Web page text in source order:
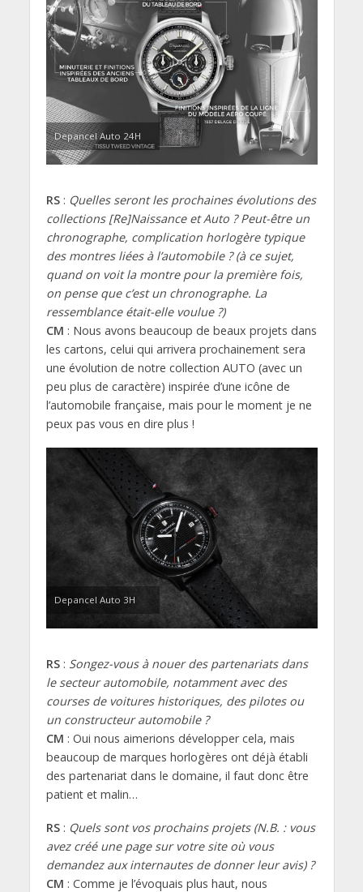
Depancel Auto 24H
RS: Quelles seront les prochaines évolutions des
collections [Re]Naissance et Auto ? Peut-être un
chronographe, complication horlogère typique
des montres liées à l’automobile ? (à ce sujet,
quand on voit la montre pour la première fois,
on pense que c’est un chronographe. La
ressemblance était-elle voulue ?)
CM : Nous avons beaucoup de beaux projets dans
les cartons, celui qui arrivera prochainement sera
une évolution de notre collection AUTO (avec un
peu plus de caractère) inspirée d’une icône de
l’automobile française, mais pour le moment je ne
peux pas vous en dire plus !
Depancel Auto 3H
RS: Songez-vous à nouer des partenariats dans
le secteur automobile, notamment avec des
courses de voitures historiques, des pilotes ou
un constructeur automobile ?
CM : Oui nous aimerions développer cela, mais
beaucoup de marques horlogères ont déjà établi
des partenariat dans le domaine, il faut donc être
patient et malin…
RS: Quels sont vos prochains projets (N.B. : vous
avez créé une page sur votre site où vous
demandez aux internautes de donner leur avis) ?
CM : Comme je l’évoquais plus haut, nous